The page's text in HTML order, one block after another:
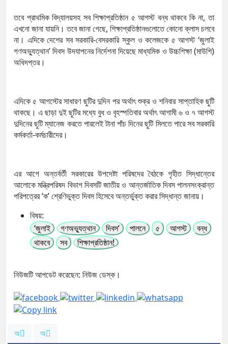
তবে প্রাথমিক বিদ্যালয়সহ সব শিক্ষাপ্রতিষ্ঠান ৫ আগস্ট বন্ধ থাকবে কি না, তা
এখনো জানা যায়নি। তবে জানা গেছে, শিক্ষাপ্রতিষ্ঠানগুলোতে কোনো ক্লাস চলবে
না। এদিকে দেশের সব সরকারি-বেসরকারি স্কুল ও কলেজকে ৫ আগস্ট ‘জুলাই
গণঅভ্যুত্থান’ দিবস উদযাপনের নির্দেশনা দিয়েছে মাধ্যমিক ও উচ্চশিক্ষা (মাউশি)
অধিদপ্তর।
এদিকে ৫ আগস্টের সাধারণ ছুটির দুদিন পর অর্থাৎ শুক্র ও শনিবার সাপ্তাহিক ছুটি
থাকছে। এ ছাড়া দুই ছুটির মধ্যে বুধ ও বৃহস্পতিবার অর্থাৎ আগামী ৬ ও ৭ আগস্ট
দুদিনের ছুটি ম্যানেজ করতে পারলেই টানা পাঁচ দিনের ছুটি মিলতে পারে সব সরকারি
কর্মকর্তা-কর্মচারীদের।
এর আগে অন্তর্বর্তী সরকারের উপদেষ্টা পরিষদের বৈঠকে গৃহীত সিদ্ধান্তের
আলোকে মন্ত্রিপরিষদ বিভাগ দিবসটি জাতীয় ও আন্তর্জাতিক দিবস পালনসংক্রান্ত
পরিপত্রের ‘ক’ শ্রেণিভুক্ত দিবস হিসেবে অন্তর্ভুক্ত করার সিদ্ধান্ত জানায়।
বিষয়:
‘জুলাই
গণঅভ্যুত্থান দিবস’ পালনে ৫ আগস্ট
বন্ধ
থাকবে
সব শিক্ষাপ্রতিষ্ঠান!
নিউজটি আপডেট করেছেন: নিউজ ডেস্ক।
অ
অ